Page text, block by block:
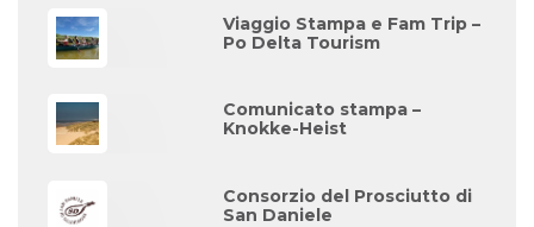
Viaggio Stampa e Fam Trip –
Po Delta Tourism
Comunicato stampa –
Knokke-Heist
Consorzio del Prosciutto di
San Daniele